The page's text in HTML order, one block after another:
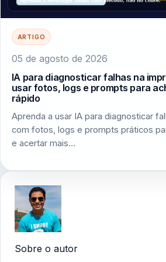
ARTIGO
05 de agosto de 2026
IA para diagnosticar falhas na
usar fotos, logs e prompts para
rápido
Aprenda a usar IA para diagnosticar
com fotos, logs e prompts práticos
e acertar mais…
Sobre o autor